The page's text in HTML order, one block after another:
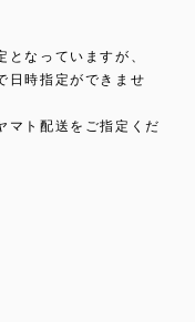
なっていますが、
日時指定ができませ
マト配送をご指定くだ